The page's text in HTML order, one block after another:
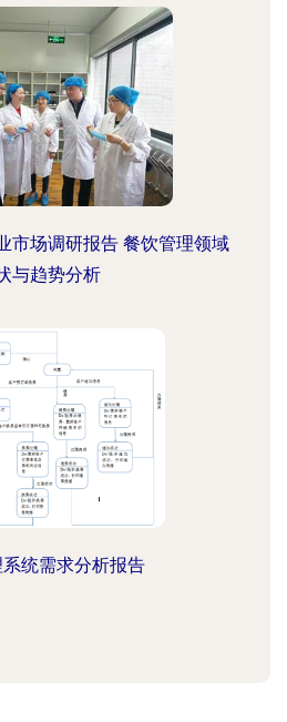
市场调研报告 餐饮管理领域
与趋势分析
统需求分析报告